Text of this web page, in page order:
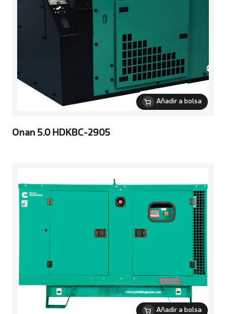
Añadir a bolsa
Onan 5.0 HDKBC-2905
Añadir a bolsa